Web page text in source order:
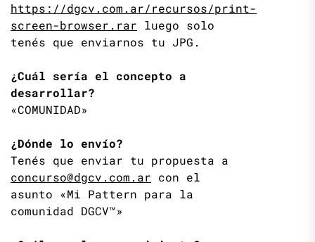
https://dgcv.com.ar/recursos/print-
screen-browser.rar luego solo
tenés que enviarnos tu JPG.
¿Cuál sería el concepto a
desarrollar?
«COMUNIDAD»
¿Dónde lo envío?
Tenés que enviar tu propuesta a
concurso@dgcv.com.ar con el
asunto «Mi Pattern para la
comunidad DGCV™»